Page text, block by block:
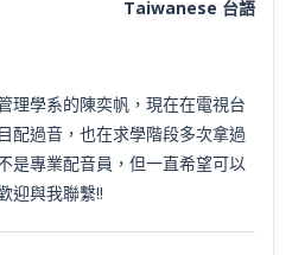
Taiwanese 台語
理學系的陳奕帆，現在在電視台
配過音，也在求學階段多次拿過
是專業配音員，但一直希望可以
迎與我聯繫!!